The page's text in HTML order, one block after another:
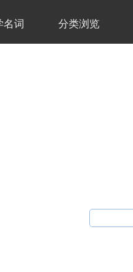
名词 分类浏览